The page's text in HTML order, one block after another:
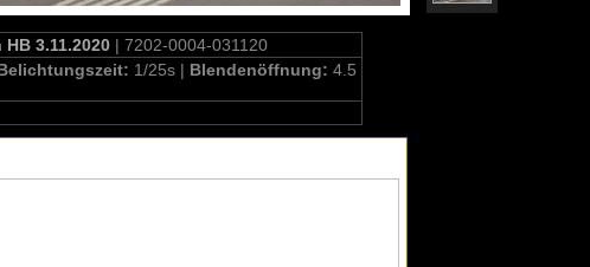
3.11.2020 | 7202-0004-031120
1/25s | Blendenöffnung: 4.5